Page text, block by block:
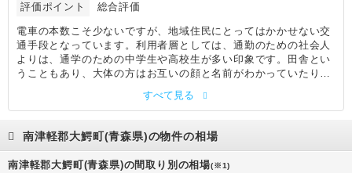
評価ポイント
総合評価
電車の本数こそ少ないですが、地域住民にとってはかかせない交
通手段となっています。利用者層としては、通勤のための社会人
よりは、通学のための中学生や高校生が多い印象です。田舎とい
うこともあり、大体の方はお互いの顔と名前がわかっていたり、
朝の通勤時にはお互い挨拶を交わし合うというアットホームな雰
囲気があります。車に乗る機会が増えてからは、出張時や隣町に
車よりは終電が遅い点は良く、機会があればこれからも利用した
いと思います。
すべて見る
南津軽郡大鰐町(青森県)の物件の相場
南津軽郡大鰐町(青森県)の間取り別の相場(※1)